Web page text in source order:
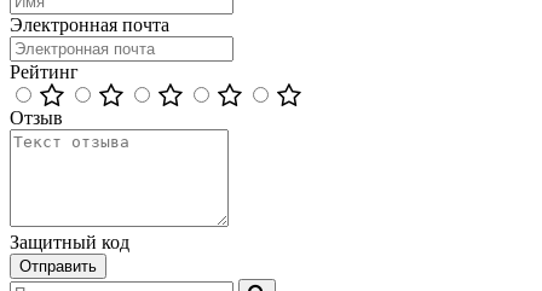
Электронная почта
Рейтинг
Отзыв
Защитный код